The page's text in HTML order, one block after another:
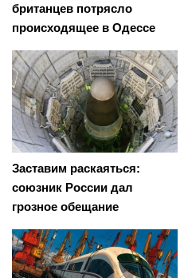
британцев потрясло
происходящее в Одессе
Заставим раскаяться:
союзник России дал
грозное обещание